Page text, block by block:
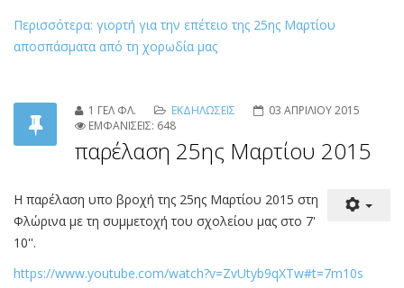
Περισσότερα: γιορτή για την επέτειο της 25ης Μαρτίου
αποσπάσματα από τη χορωδία μας
1 ΓΕΛ ΦΛ. ΕΚΔΗΛΩΣΕΙΣ
03 ΑΠΡΙΛΙΟΥ 2015
ΕΜΦΑΝΙΣΕΙΣ: 648
παρέλαση 25ης Μαρτίου 2015
Η παρέλαση υπο βροχή της 25ης Μαρτίου 2015 στη
Φλώρινα με τη συμμετοχή του σχολείου μας στο 7'
10''.
https://www.youtube.com/watch?v=ZvUtyb9qXTw#t=7m10s